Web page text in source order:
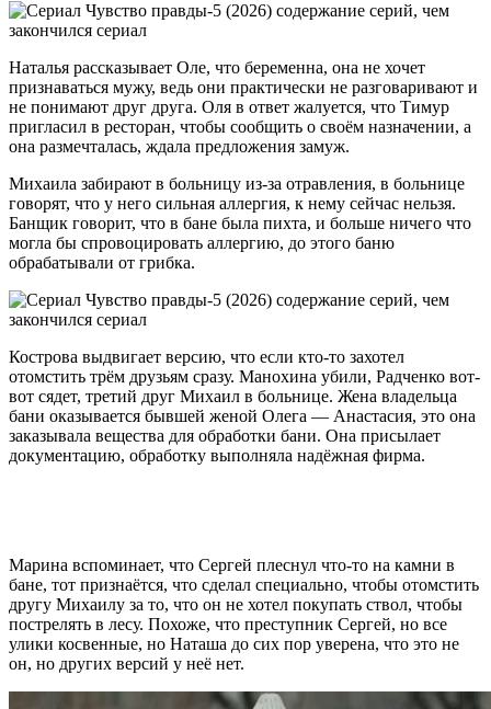
Наталья рассказывает Оле, что беременна, она не хочет
признаваться мужу, ведь они практически не разговаривают и
не понимают друг друга. Оля в ответ жалуется, что Тимур
пригласил в ресторан, чтобы сообщить о своём назначении, а
она размечталась, ждала предложения замуж.
Михаила забирают в больницу из-за отравления, в больнице
говорят, что у него сильная аллергия, к нему сейчас нельзя.
Банщик говорит, что в бане была пихта, и больше ничего что
могла бы спровоцировать аллергию, до этого баню
обрабатывали от грибка.
Кострова выдвигает версию, что если кто-то захотел
отомстить трём друзьям сразу. Манохина убили, Радченко вот-
вот сядет, третий друг Михаил в больнице. Жена владельца
бани оказывается бывшей женой Олега — Анастасия, это она
заказывала вещества для обработки бани. Она присылает
документацию, обработку выполняла надёжная фирма.
Марина вспоминает, что Сергей плеснул что-то на камни в
бане, тот признаётся, что сделал специально, чтобы отомстить
другу Михаилу за то, что он не хотел покупать ствол, чтобы
пострелять в лесу. Похоже, что преступник Сергей, но все
улики косвенные, но Наташа до сих пор уверена, что это не
он, но других версий у неё нет.